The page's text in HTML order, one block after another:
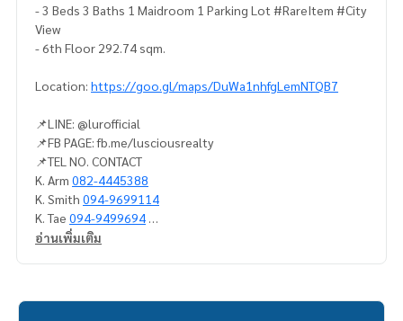
- 3 Beds 3 Baths 1 Maidroom 1 Parking Lot #RareItem #City
View
- 6th Floor 292.74 sqm.
Location: https://goo.gl/maps/DuWa1nhfgLemNTQB7
📌LINE: @lurofficial
📌FB PAGE: fb.me/lusciousrealty
📌TEL NO. CONTACT
K. Arm 082-4445388
K. Smith 094-9699114
K. Tae 094-9499694
อ่านเพิ่มเติม